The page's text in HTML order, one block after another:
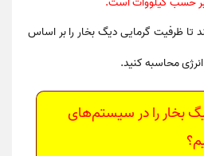
تا ظرفیت گرمایی دیگ بخاررا بر اساس
محاسبه کنید.
بخار را در سیستم‌های